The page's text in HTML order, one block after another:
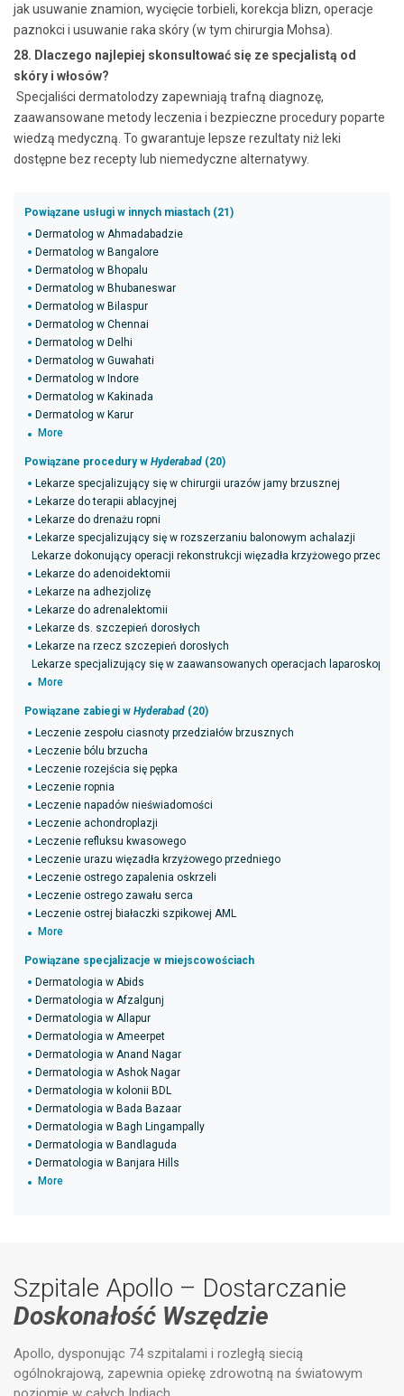
jak usuwanie znamion, wycięcie torbieli, korekcja blizn, operacje
paznokci i usuwanie raka skóry (w tym chirurgia Mohsa).
28. Dlaczego najlepiej skonsultować się ze specjalistą od
skóry i włosów?
Specjaliści dermatolodzy zapewniają trafną diagnozę,
zaawansowane metody leczenia i bezpieczne procedury poparte
wiedzą medyczną. To gwarantuje lepsze rezultaty niż leki
dostępne bez recepty lub niemedyczne alternatywy.
Powiązane usługi w innych miastach (21)
Dermatolog w Ahmadabadzie
Dermatolog w Bangalore
Dermatolog w Bhopalu
Dermatolog w Bhubaneswar
Dermatolog w Bilaspur
Dermatolog w Chennai
Dermatolog w Delhi
Dermatolog w Guwahati
Dermatolog w Indore
Dermatolog w Kakinada
Dermatolog w Karur
More
Powiązane procedury w Hyderabad (20)
Lekarze specjalizujący się w chirurgii urazów jamy brzusznej
Lekarze do terapii ablacyjnej
Lekarze do drenażu ropni
Lekarze specjalizujący się w rozszerzaniu balonowym achalazji
Lekarze dokonujący operacji rekonstrukcji więzadła krzyżowego
Lekarze do adenoidektomii
Lekarze na adhezjolizę
Lekarze do adrenalektomii
Lekarze ds. szczepień dorosłych
Lekarze na rzecz szczepień dorosłych
Lekarze specjalizujący się w zaawansowanych operacjach
More
Powiązane zabiegi w Hyderabad (20)
Leczenie zespołu ciasnoty przedziałów brzusznych
Leczenie bólu brzucha
Leczenie rozejścia się pępka
Leczenie ropnia
Leczenie napadów nieświadomości
Leczenie achondroplazji
Leczenie refluksu kwasowego
Leczenie urazu więzadła krzyżowego przedniego
Leczenie ostrego zapalenia oskrzeli
Leczenie ostrego zawału serca
Leczenie ostrej białaczki szpikowej AML
More
Powiązane specjalizacje w miejscowościach
Dermatologia w Abids
Dermatologia w Afzalgunj
Dermatologia w Allapur
Dermatologia w Ameerpet
Dermatologia w Anand Nagar
Dermatologia w Ashok Nagar
Dermatologia w kolonii BDL
Dermatologia w Bada Bazaar
Dermatologia w Bagh Lingampally
Dermatologia w Bandlaguda
Dermatologia w Banjara Hills
More
Szpitale Apollo – Dostarczanie
Doskonałość Wszędzie
Apollo, dysponując 74 szpitalami i rozległą siecią
ogólnokrajową, zapewnia opiekę zdrowotną na światowym